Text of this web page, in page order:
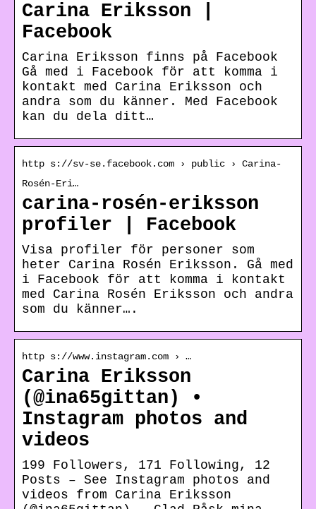
Carina Eriksson |
Facebook
Carina Eriksson finns på Facebook
Gå med i Facebook för att komma i
kontakt med Carina Eriksson och
andra som du känner. Med Facebook
kan du dela ditt…
http s://sv-se.facebook.com › public › Carina-
Rosén-Eri…
carina-rosén-eriksson
profiler | Facebook
Visa profiler för personer som
heter Carina Rosén Eriksson. Gå med
i Facebook för att komma i kontakt
med Carina Rosén Eriksson och andra
som du känner….
http s://www.instagram.com › …
Carina Eriksson
(@ina65gittan) •
Instagram photos and
videos
199 Followers, 171 Following, 12
Posts – See Instagram photos and
videos from Carina Eriksson